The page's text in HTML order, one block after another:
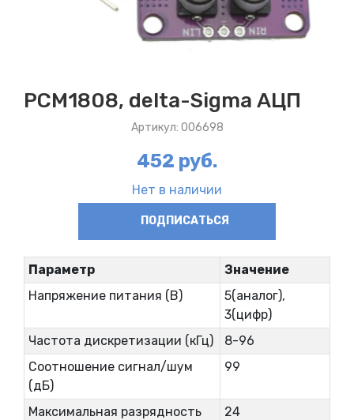
PCM1808, delta-Sigma АЦП
Артикул: 006698
452 руб.
Нет в наличии
ПОДПИСАТЬСЯ
Параметр
Значение
Напряжение питания (В)
5(аналог),
3(цифр)
Частота дискретизации (кГц)
8-96
Соотношение сигнал/шум
(дБ)
99
Максимальная разрядность
24